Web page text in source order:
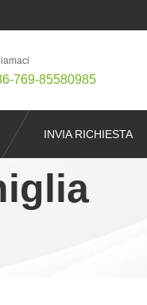
769-85580985
INVIA RICHIESTA